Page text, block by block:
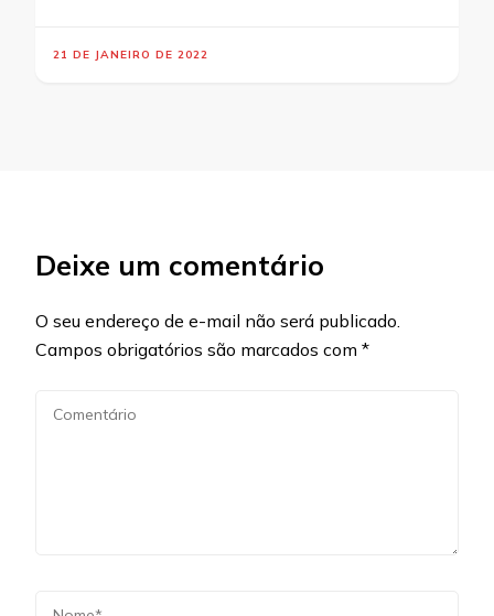
21 DE JANEIRO DE 2022
Deixe um comentário
O seu endereço de e-mail não será publicado.
Campos obrigatórios são marcados com *